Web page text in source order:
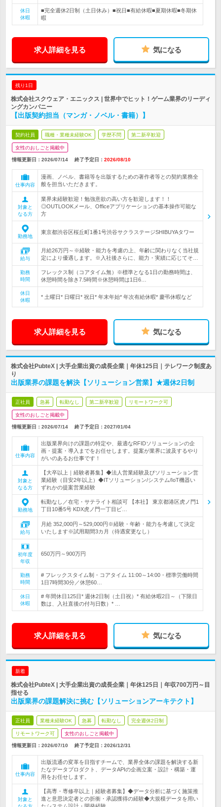
休日
休暇
■完全週休2日制（土日休み）■祝日■有給休暇■夏期休暇■冬期休
暇
求人詳細を見る 気になる
残り1日
株式会社スクウェア・エニックス | 世界中でヒット！ゲーム業界のリーディ
ングカンパニー
【出版契約担当（マンガ・ノベル・書籍）】
契約社員 職種・業種未経験OK 学歴不問 第二新卒歓迎
女性のおしごと掲載中
情報更新日：2026/07/14 終了予定日： 2026/08/10
仕事内容
漫画、ノベル、書籍等を出版するための著作者等との契約業務全
般を担当いただきます。
対象と
なる方
業界未経験歓迎！勉強意欲の高い方を歓迎します！！
◎OUTLOOKメール、Officeアプリケーションの基本操作可能な
方
勤務地
東京都渋谷区桜丘町1番1号渋谷サクラステージSHIBUYAタワー
給与
月給26万円～※経験・能力を考慮の上、年齢に関わりなく当社規
定により優遇します。※入社後さらに、能力・実績に応じてそ…
勤務
時間
フレックス制（コアタイム無）※標準となる1日の勤務時間は、
休憩時間を除き7.5時間※休憩時間は1日6…
休日
休暇
* 土曜日* 日曜日* 祝日* 年末年始* 年次有給休暇* 慶弔休暇など
求人詳細を見る 気になる
株式会社PubteX | 大手企業出資の成長企業｜年休125日｜テレワーク制度あ
り
出版業界の課題を解決【ソリューション営業】★週休2日制
正社員 急募 転勤なし 第二新卒歓迎 リモートワーク可
女性のおしごと掲載中
情報更新日：2026/07/14 終了予定日： 2027/01/04
仕事内容
出版業界向けの課題の特定や、最適なRFIDソリューションの企
画・提案・導入までをお任せします。提案が業界に波及するやり
がいのあるお仕事です！
対象と
なる方
【大卒以上｜経験者募集】◆法人営業経験及びソリューション営
業経験（目安2年以上）◆ITソリューション/システム/IoT機器い
ずれかの提案営業経験
勤務地
転勤なし／在宅・サテライト相談可 【本社】 東京都港区虎ノ門1
丁目10番5号 KDX虎ノ門一丁目ビ…
給与
月給 352,000円～529,000円※経験・年齢・能力を考慮して決定
いたします※試用期間3カ月（待遇変更なし）
初年度
年収
650万円～900万円
勤務
時間
# フレックスタイム制・コアタイム 11:00～14:00・標準労働時間
1日7時間30分／休憩60…
休日
休暇
# 年間休日125日* 週休2日制（土日祝）* 有給休暇2日～（下限日
数は、入社直後の付与日数）* …
求人詳細を見る 気になる
新着
株式会社PubteX | 大手企業出資の成長企業｜年休125日｜年収700万円～目
指せる
出版業界の課題解決に挑む【ソリューションアーキテクト】
正社員 業種未経験OK 急募 転勤なし 完全週休2日制
リモートワーク可 女性のおしごと掲載中
情報更新日：2026/07/10 終了予定日： 2026/12/31
仕事内容
出版流通の変革を目指すチームで、業界全体の課題を解決する新
たなデータプロダクト、データAPIの企画立案・設計・構築・運
用をお任せします。
対象と
【高専・専修卒以上｜経験者募集】◆データ分析に基づく施策推
進と意思決定者との折衝・承認獲得の経験◆大規模データを用い
たシステム設計・開発経験